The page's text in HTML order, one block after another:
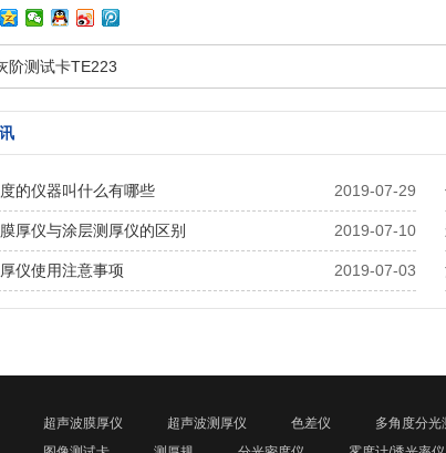
阶测试卡TE223
2019-07-29
的仪器叫什么有哪些
2019-07-10
厚仪与涂层测厚仪的区别
2019-07-03
仪使用注意事项
超声波膜厚仪 超声波测厚仪 色差仪 多角度分光